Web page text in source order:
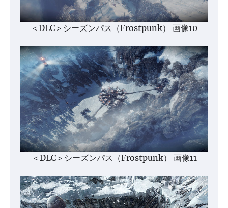
＜DLC＞シーズンパス（Frostpunk） 画像10
＜DLC＞シーズンパス（Frostpunk） 画像11